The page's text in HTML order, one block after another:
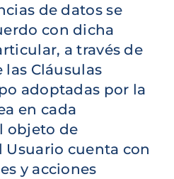
de datos se
con dicha
a través de
Cláusulas
adoptadas por la
en cada
objeto de
Usuario cuenta con
y acciones